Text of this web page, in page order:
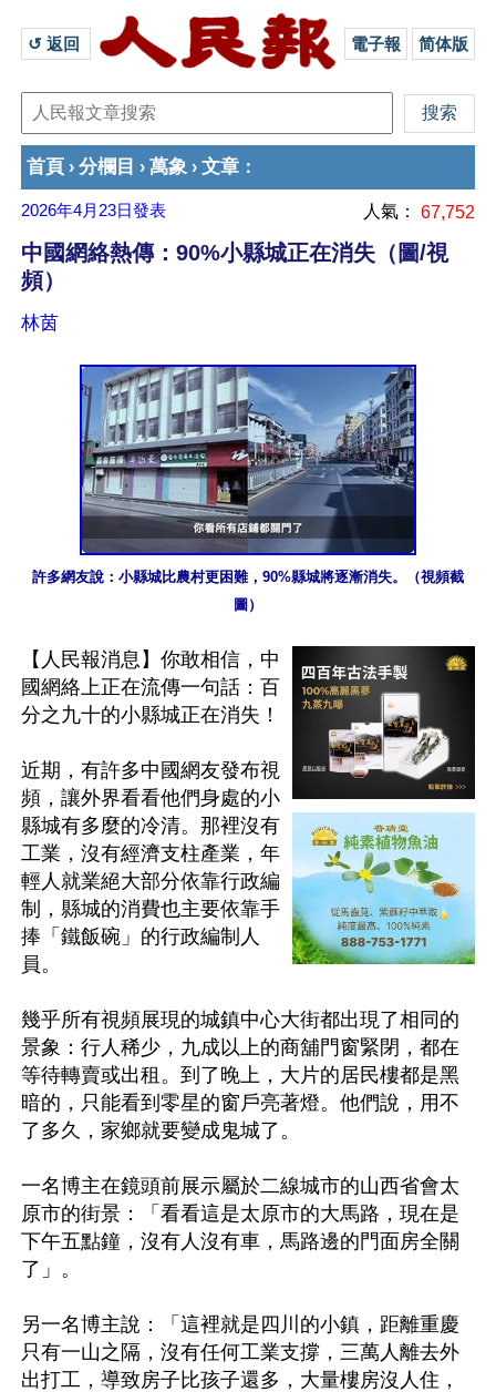
↺ 返回 電子報 简体版
首頁 › 分欄目 › 萬象 › 文章 ：
2026年4月23日發表 人氣： 67,752
中國網絡熱傳：90%小縣城正在消失（圖/視
頻）
林茵
許多網友說：小縣城比農村更困難，90%縣城將逐漸消失。（視頻截
圖）
【人民報消息】你敢相信，中
國網絡上正在流傳一句話：百
分之九十的小縣城正在消失！
近期，有許多中國網友發布視
頻，讓外界看看他們身處的小
縣城有多麼的冷清。那裡沒有
工業，沒有經濟支柱產業，年
輕人就業絕大部分依靠行政編
制，縣城的消費也主要依靠手
捧「鐵飯碗」的行政編制人
員。
幾乎所有視頻展現的城鎮中心大街都出現了相同的
景象：行人稀少，九成以上的商舖門窗緊閉，都在
等待轉賣或出租。到了晚上，大片的居民樓都是黑
暗的，只能看到零星的窗戶亮著燈。他們說，用不
了多久，家鄉就要變成鬼城了。
一名博主在鏡頭前展示屬於二線城市的山西省會太
原市的街景：「看看這是太原市的大馬路，現在是
下午五點鐘，沒有人沒有車，馬路邊的門面房全關
了」。
另一名博主說：「這裡就是四川的小鎮，距離重慶
只有一山之隔，沒有任何工業支撐，三萬人離去外
出打工，導致房子比孩子還多，大量樓房沒人住，